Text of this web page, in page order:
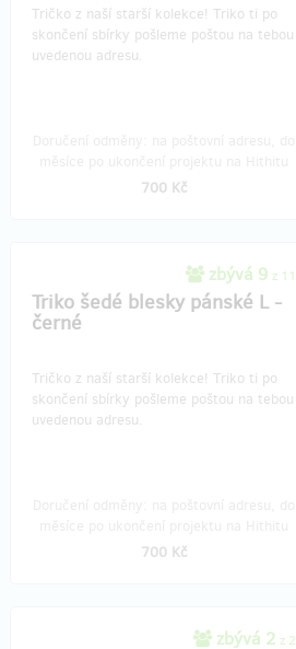
​​Tričko z naší starší kolekce! Triko ti po
skončení sbírky pošleme poštou na tebou
uvedenou adresu.
700 Kč
zbývá 9 z 11
Triko šedé blesky pánské L -
černé
​​​​​​Tričko z naší starší kolekce!​ Triko ti po
skončení sbírky pošleme poštou na tebou
uvedenou adresu.
700 Kč
zbývá 2 z 2